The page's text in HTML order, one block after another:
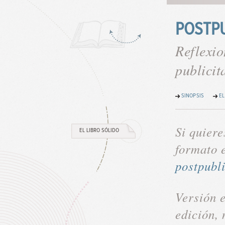
SINOPSIS
EL LIBRO SÓLIDO
Si
formato
Versión
edición,
Política de cookies.
De acuerdo con lo que establece la Ley 34/2002,
Electrónico y el Real Decreto 13/2012, se informa
que se generan en el dispositivo del Usuario y que
La fecha y hora de la última vez que el usuario
De conformidad con la Ley, se entenderá que (i) el